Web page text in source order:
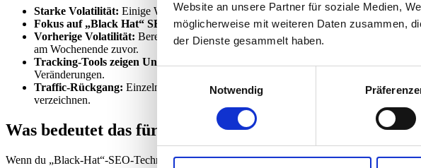
Website an unsere Partner für soziale Medien,
möglicherweise mit weiteren Daten zusammen,
der Dienste gesammelt haben.
Notwendig
Starke Volatilität: Einige Webseitenbetreiber berichten von einem Traffic-Verlust
Fokus auf „Black Hat“ SEO: Die meisten Berichte über die Auswirkungen des
Vorherige Volatilität: Bereits in den Wochen zuvor gab es signifikante Ranking-
am Wochenende zuvor.
Tracking-Tools zeigen Uneinheitlichkeit:
Während einige Tracking-Tools wie
Veränderungen.
Traffic-Rückgang: Einzelne Betreiber berichten von einem Rückgang des Traffics
verzeichnen.
Was bedeutet das für Dich?
Wenn du „Black-Hat“-SEO-Techniken eingesetzt hast, solltest du deine Strategie